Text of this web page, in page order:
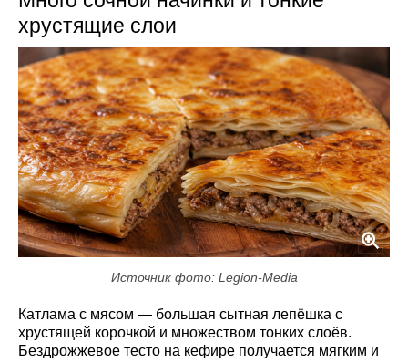
хрустящие слои
Источник фото: Legion-Media
Катлама с мясом — большая сытная лепёшка с
хрустящей корочкой и множеством тонких слоёв.
Бездрожжевое тесто на кефире получается мягким и